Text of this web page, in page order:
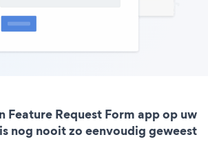
Feature Request Form app op uw
nog nooit zo eenvoudig geweest